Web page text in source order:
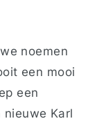
noemen
een mooi
een
Karl